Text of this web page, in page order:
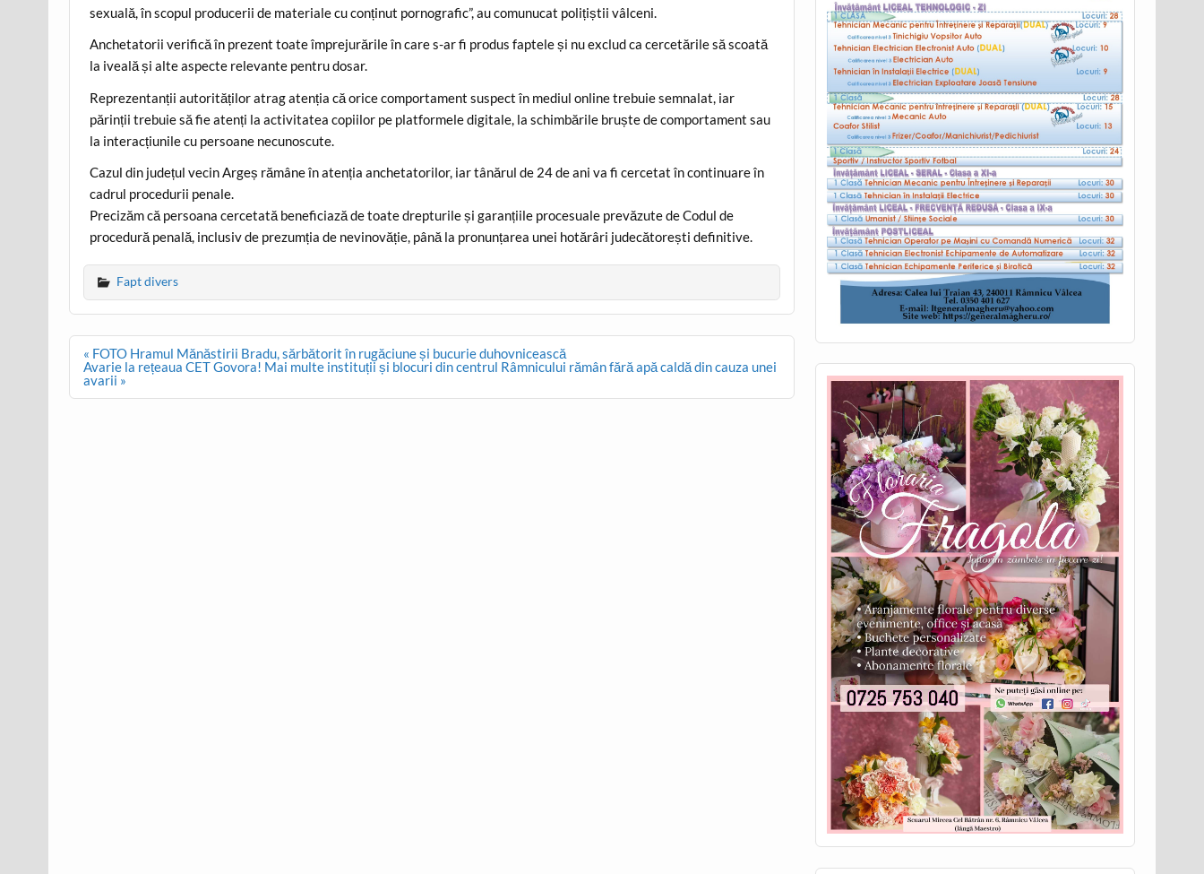
sexuală, în scopul producerii de materiale cu conținut pornografic”, au comunucat polițiștii vâlceni.
Anchetatorii verifică în prezent toate împrejurările în care s-ar fi produs faptele și nu exclud ca cercetările să scoată
la iveală și alte aspecte relevante pentru dosar.
Reprezentanții autorităților atrag atenția că orice comportament suspect în mediul online trebuie semnalat, iar
părinții trebuie să fie atenți la activitatea copiilor pe platformele digitale, la schimbările bruște de comportament sau
la interacțiunile cu persoane necunoscute.
Cazul din județul vecin Argeș rămâne în atenția anchetatorilor, iar tânărul de 24 de ani va fi cercetat în continuare în
cadrul procedurii penale.
Precizăm că persoana cercetată beneficiază de toate drepturile și garanțiile procesuale prevăzute de Codul de
procedură penală, inclusiv de prezumția de nevinovăție, până la pronunțarea unei hotărâri judecătorești definitive.
Fapt divers
Post
navigation
« FOTO Hramul Mănăstirii Bradu, sărbătorit în rugăciune și bucurie duhovnicească
Avarie la rețeaua CET Govora! Mai multe instituții și blocuri din centrul Râmnicului rămân fără apă caldă din cauza unei
avarii »